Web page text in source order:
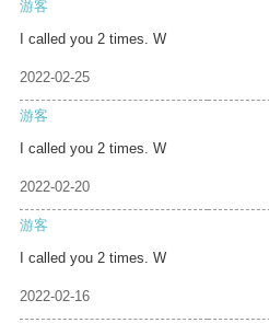
游客
I called you 2 times. W
2022-02-25
游客
I called you 2 times. W
2022-02-20
游客
I called you 2 times. W
2022-02-16